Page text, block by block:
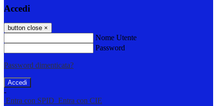
Accedi
button close ×
Nome Utente
Password
Password dimenticata?
-
Entra con SPID Entra con CIE